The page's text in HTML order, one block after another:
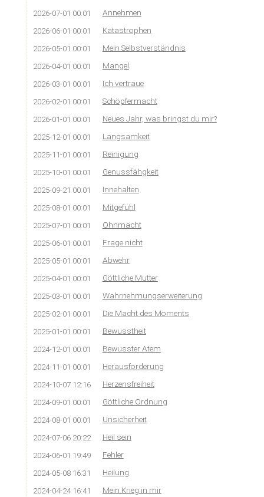
2026-07-01 00:01 Annehmen
2026-06-01 00:01 Katastrophen
2026-05-01 00:01 Mein Selbstverständnis
2026-04-01 00:01 Mangel
2026-03-01 00:01 Ich vertraue
2026-02-01 00:01 Schöpfermacht
2026-01-01 00:01 Neues Jahr, was bringst du mir?
2025-12-01 00:01 Langsamkeit
2025-11-01 00:01 Reinigung
2025-10-01 00:01 Genussfähgkeit
2025-09-21 00:01 Innehalten
2025-08-01 00:01 Mitgefühl
2025-07-01 00:01 Ohnmacht
2025-06-01 00:01 Frage nicht
2025-05-01 00:01 Abwehr
2025-04-01 00:01 Göttliche Mutter
2025-03-01 00:01 Wahrnehmungserweiterung
2025-02-01 00:01 Die Macht des Moments
2025-01-01 00:01 Bewusstheit
2024-12-01 00:01 Bewusster Atem
2024-11-01 00:01 Herausforderung
2024-10-07 12:16 Herzensfreiheit
2024-09-01 00:01 Göttliche Ordnung
2024-08-01 00:01 Unsicherheit
2024-07-06 20:22 Heil sein
2024-06-01 19:49 Fehler
2024-05-08 16:31 Heilung
2024-04-24 16:41 Mein Krieg in mir